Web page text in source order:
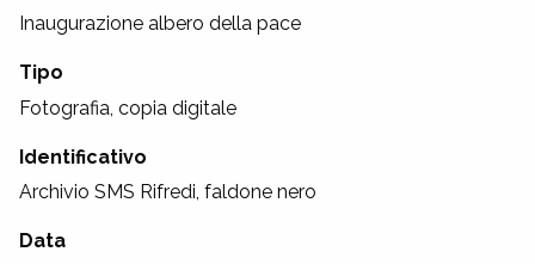
Inaugurazione albero della pace
Tipo
Fotografia, copia digitale
Identificativo
Archivio SMS Rifredi, faldone nero
Data